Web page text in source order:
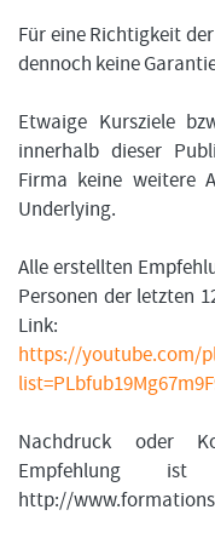
Für eine Richtigkeit
dennoch keine
Etwaige Kursziele
innerhalb dieser
Firma keine weitere
Underlying.
Alle erstellten
Personen der letzten
Link:
https://youtube.com/
Nachdruck oder
Empfehlung
http://